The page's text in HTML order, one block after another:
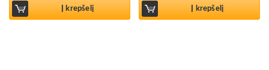
Į krepšelį Į krepšelį